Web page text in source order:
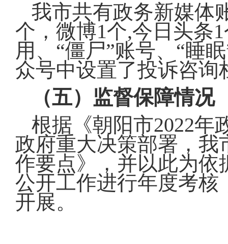
我市共有政务新媒体
个，微博1个,今日头条
用、“僵尸”账号、“睡
众号中设置了投诉咨
（五）监督保障情况
根据《朝阳市2022年
政府重大决策部署，我
作要点》，并以此为依
公开工作进行年度考核
开展。